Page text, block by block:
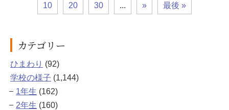
10 20 30 ... » 最後 »
カテゴリー
ひまわり (92)
学校の様子 (1,144)
1年生 (162)
2年生 (160)